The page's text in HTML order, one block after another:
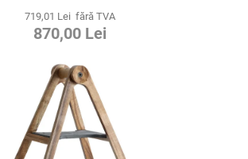
719,01 Lei fără TVA
870,00 Lei